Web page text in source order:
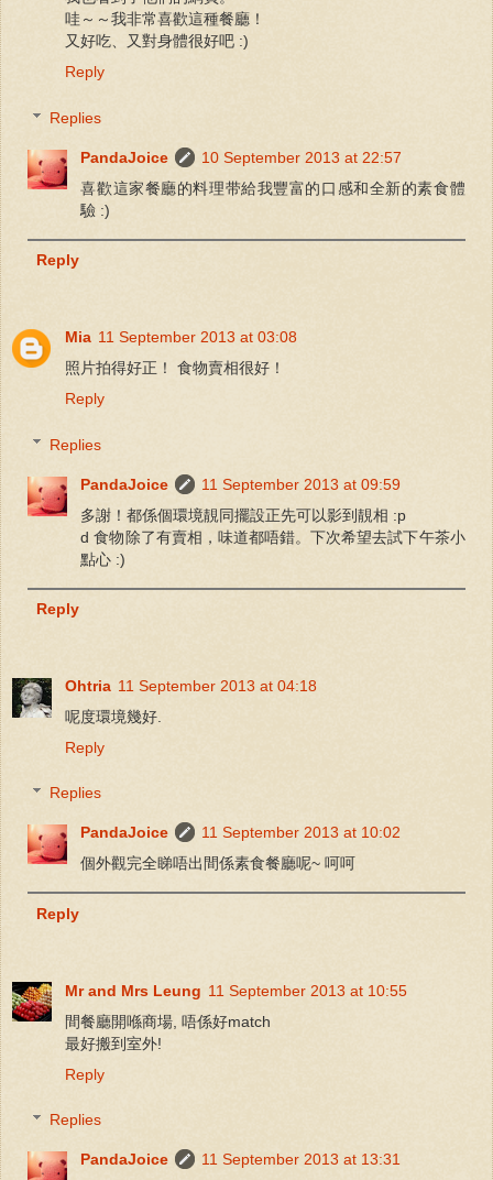
哇～～我非常喜歡這種餐廳！
又好吃、又對身體很好吧 :)
Reply
Replies
PandaJoice
10 September 2013 at 22:57
喜歡這家餐廳的料理带給我豐富的口感和全新的素食體
驗 :)
Reply
Mia 11 September 2013 at 03:08
照片拍得好正！ 食物賣相很好！
Reply
Replies
PandaJoice
11 September 2013 at 09:59
多謝！都係個環境靚同擺設正先可以影到靚相 :p
d 食物除了有賣相，味道都唔錯。下次希望去試下午茶小
點心 :)
Reply
Ohtria 11 September 2013 at 04:18
呢度環境幾好.
Reply
Replies
PandaJoice
11 September 2013 at 10:02
個外觀完全睇唔出間係素食餐廳呢~ 呵呵
Reply
Mr and Mrs Leung 11 September 2013 at 10:55
間餐廳開喺商場, 唔係好match
最好搬到室外!
Reply
Replies
PandaJoice
11 September 2013 at 13:31